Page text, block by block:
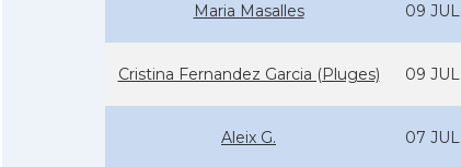
Maria Masalles 09
Cristina Fernandez Garcia (Pluges) 09
Aleix G. 07